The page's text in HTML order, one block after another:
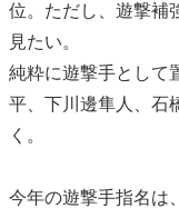
位。ただし、遊撃補
見たい。
純粋に遊撃手として
平、下川邊隼人、石
く。
今年の遊撃手指名は